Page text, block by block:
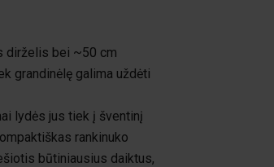
dirželis bei ~50 cm
grandinėlę galima uždėti
lydės jus tiek į šventinį
rankinuko
būtiniausius daiktus,